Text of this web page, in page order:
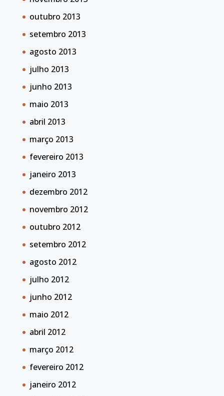
outubro 2013
setembro 2013
agosto 2013
julho 2013
junho 2013
maio 2013
abril 2013
março 2013
fevereiro 2013
janeiro 2013
dezembro 2012
novembro 2012
outubro 2012
setembro 2012
agosto 2012
julho 2012
junho 2012
maio 2012
abril 2012
março 2012
fevereiro 2012
janeiro 2012